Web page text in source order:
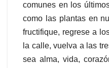
comunes en los
como las plantas en
fructifique, regrese a
la calle, vuelva a las
sea alma, vida,